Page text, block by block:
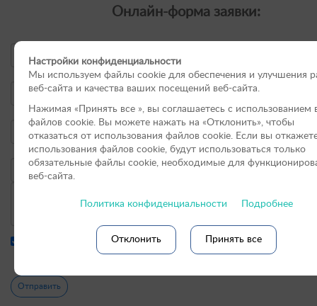
Онлайн-форма заявки:
Я соглашаюсь с условиямиполитики конфиденциальности
пользовательского соглашения
Отправить
Настройки конфиденциальности
Мы используем файлы cookie для обеспечения и улучшения
веб-сайта и качества ваших посещений веб-сайта.
Нажимая «Принять вce », вы соглашаетесь с использованием
файлов cookie. Вы можете нажать на «Отклонить», чтобы
отказаться от использования файлов сookie. Если вы
использования файлов cookie, будут использоваться только
обязательные файлы cookie, необходимые для
веб-сайта.
Политика конфиденциальности Подробнее
Отклонить Принять все